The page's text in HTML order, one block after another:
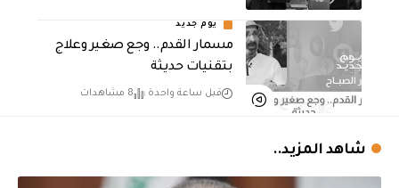
يوم جديد
مسمار القدم.. وجع صغير وعلاج
بتقنيات حديثة
قبل ساعة واحدة 8 مشاهدات
شاهد المزيد..